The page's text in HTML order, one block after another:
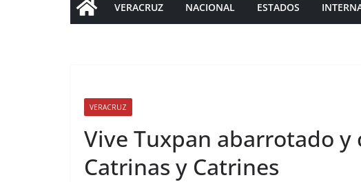
VERACRUZ NACIONAL ESTADOS
VERACRUZ
Vive Tuxpan abarrotado
Catrinas y Catrines